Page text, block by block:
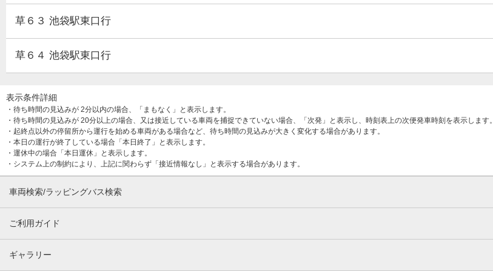
草６３ 池袋駅東口行
草６４ 池袋駅東口行
表示条件詳細
・待ち時間の見込みが 2分以内の場合、「まもなく」と表示します。
・待ち時間の見込みが 20分以上の場合、又は接近している車両を捕捉できていない場合、「次発」と表示し、時刻表上の次便発車時刻を表示します。
・起終点以外の停留所から運行を始める車両がある場合など、待ち時間の見込みが大きく変化する場合があります。
・本日の運行が終了している場合「本日終了」と表示します。
・運休中の場合「本日運休」と表示します。
・システム上の制約により、上記に関わらず「接近情報なし」と表示する場合があります。
車両検索/ラッピングバス検索
ご利用ガイド
ギャラリー